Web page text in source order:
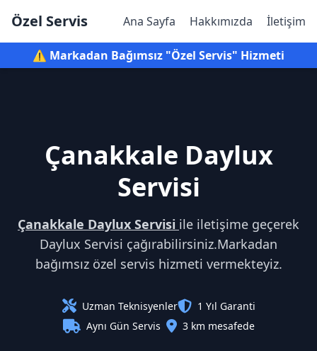
Özel Servis Ana Sayfa Hakkımızda İletişim
⚠️ Markadan Bağımsız "Özel Servis" Hizmeti
Çanakkale Daylux
Servisi
Çanakkale Daylux Servisi ile iletişime geçerek
Daylux Servisi çağırabilirsiniz.Markadan
bağımsız özel servis hizmeti vermekteyiz.
Uzman Teknisyenler
1 Yıl Garanti
Aynı Gün Servis
3 km mesafede